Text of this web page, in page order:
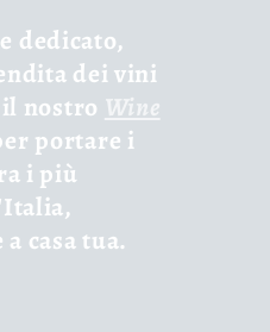
dedicato,
dei vini
nostro Wine
portare i
i più
casa tua.